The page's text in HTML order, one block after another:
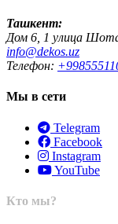
Ташкент:
Дом 6, 1 улица
info@dekos.uz
Телефон:
Мы в сети
Telegram
Facebook
Instagram
YouTube
Кто мы?